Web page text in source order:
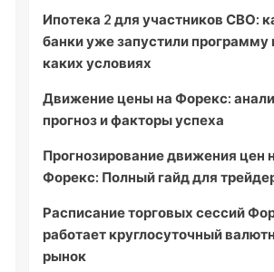
Ипотека 2 для участников СВО:
банки уже запустили программу
каких условиях
Движение цены на Форекс:
прогноз и факторы успеха
Прогнозирование движения цен
Форекс: Полный гайд для
Расписание торговых сессий
работает круглосуточный
рынок